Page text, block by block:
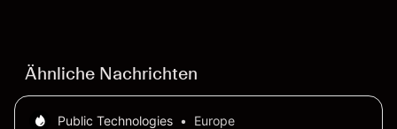
Ähnliche Nachrichten
Public Technologies •
Europe